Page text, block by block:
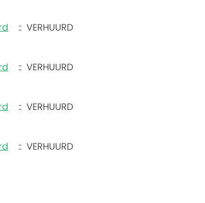
:: VERHUURD
:: VERHUURD
:: VERHUURD
:: VERHUURD